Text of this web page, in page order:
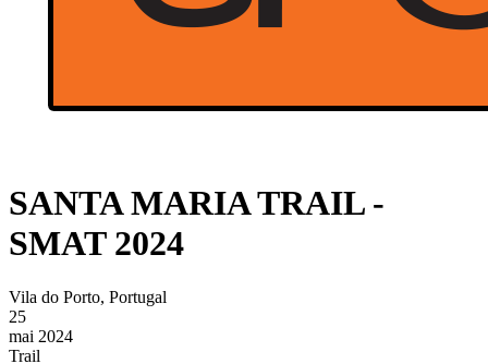
SANTA MARIA TRAIL -
SMAT 2024
Vila do Porto, Portugal
25
mai 2024
Trail